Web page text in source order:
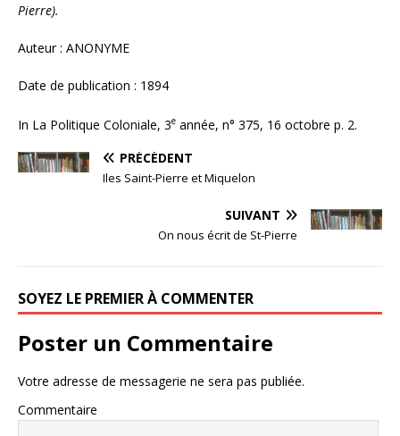
Pierre).
Auteur : ANONYME
Date de publication : 1894
In La Politique Coloniale, 3e année, n° 375, 16 octobre p. 2.
PRÉCÉDENT
Iles Saint-Pierre et Miquelon
SUIVANT
On nous écrit de St-Pierre
SOYEZ LE PREMIER À COMMENTER
Poster un Commentaire
Votre adresse de messagerie ne sera pas publiée.
Commentaire